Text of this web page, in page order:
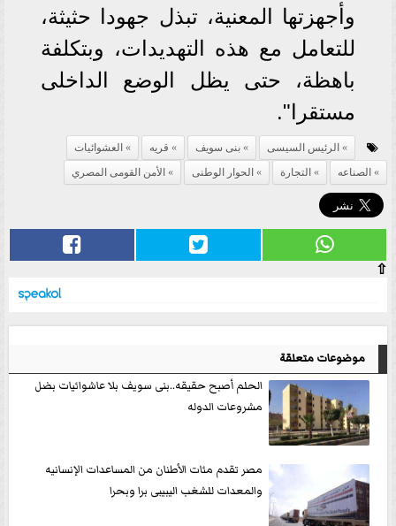
وأجهزتها المعنية، تبذل جهودا حثيثة،
للتعامل مع هذه التهديدات، وبتكلفة
باهظة، حتى يظل الوضع الداخلى
مستقرا".
الرئيس السيسى بنى سويف قريه
العشوائيات
الصناعه
التجارة الحوار الوطنى الأمن القومى المصري
⇧
موضوعات متعلقة
الحلم أصبح حقيقه..بنى سويف بلا عاشوائيات بضل
مشروعات الدوله
مصر تقدم مئات الأطنان من المساعدات الإنسانيه
والمعدات للشغب اليبيبى برا وبحرا